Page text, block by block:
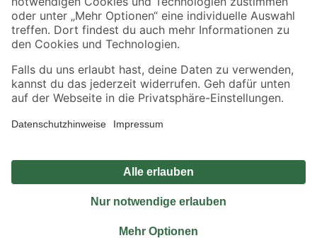
Alle Preisangaben in EUR inkl. gesetzl. MwSt.. Die dargestellten Angebote sind unter
Umständen nicht in allen Märkten verfügbar. Die angegebenen Verfügbarkeiten beziehen
Produkte nur solange der Vorrat reicht.
*Paketversand ab 59 € versandkostenfrei, gilt nicht für Artikel mit Speditionsversand, hier
Privatsphäre Impressum
Nutzungsbedingungen
Widerrufsrecht
Vertrag widerrufen
© 2026 toom Baumarkt GmbH